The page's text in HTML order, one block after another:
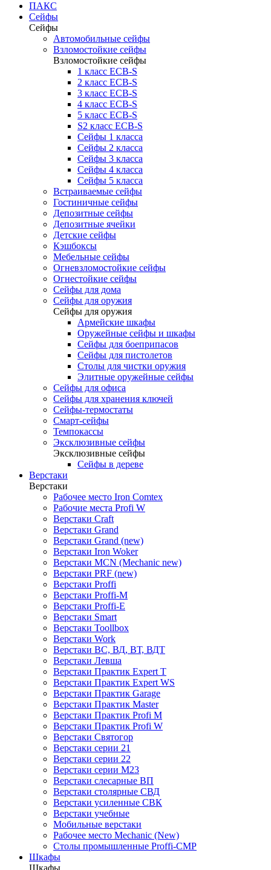
ПАКС
Сейфы
Сейфы
Автомобильные сейфы
Взломостойкие сейфы
Взломостойкие сейфы
1 класс ECB-S
2 класс ECB-S
3 класс ECB-S
4 класс ECB-S
5 класс ECB-S
S2 класс ECB-S
Сейфы 1 класса
Сейфы 2 класса
Сейфы 3 класса
Сейфы 4 класса
Сейфы 5 класса
Встраиваемые сейфы
Гостиничные сейфы
Депозитные сейфы
Депозитные ячейки
Детские сейфы
Кэшбоксы
Мебельные сейфы
Огневзломостойкие сейфы
Огнестойкие сейфы
Сейфы для дома
Сейфы для оружия
Сейфы для оружия
Армейские шкафы
Оружейные сейфы и шкафы
Сейфы для боеприпасов
Сейфы для пистолетов
Столы для чистки оружия
Элитные оружейные сейфы
Сейфы для офиса
Сейфы для хранения ключей
Сейфы-термостаты
Смарт-сейфы
Темпокассы
Эксклюзивные сейфы
Эксклюзивные сейфы
Сейфы в дереве
Верстаки
Верстаки
Рабочее место Iron Comtex
Рабочие места Profi W
Верстаки Craft
Верстаки Grand
Верстаки Grand (new)
Верстаки Iron Woker
Верстаки MCN (Mechanic new)
Верстаки PRF (new)
Верстаки Proffi
Верстаки Proffi-M
Верстаки Proffi-Е
Верстаки Smart
Верстаки Toollbox
Верстаки Work
Верстаки ВС, ВД, ВТ, ВДТ
Верстаки Левша
Верстаки Практик Expert T
Верстаки Практик Expert WS
Верстаки Практик Garage
Верстаки Практик Master
Верстаки Практик Profi M
Верстаки Практик Profi W
Верстаки Святогор
Верстаки серии 21
Верстаки серии 22
Верстаки серии М23
Верстаки слесарные ВП
Верстаки столярные СВД
Верстаки усиленные СВК
Верстаки учебные
Мобильные верстаки
Рабочее место Mechanic (New)
Столы промышленные Proffi-CMP
Шкафы
Шкафы